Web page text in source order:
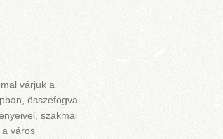
várjuk a
összefogva
szakmai
a város